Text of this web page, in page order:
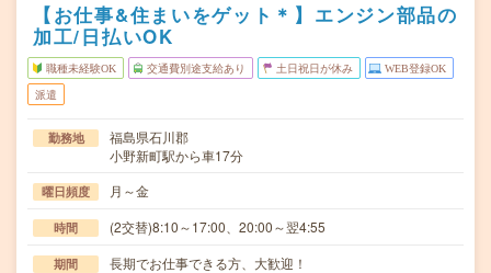
【お仕事&住まいをゲット＊】エンジン部品の
加工/日払いOK
職種未経験OK 交通費別途支給あり 土日祝日が休み WEB登録OK
派遣
勤務地
福島県石川郡
小野新町駅から車17分
曜日頻度 月～金
時間 (2交替)8:10～17:00、20:00～翌4:55
期間 長期でお仕事できる方、大歓迎！